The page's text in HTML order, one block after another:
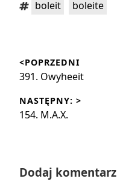
boleit boleite
wpisu
<POPRZEDNI
Poprzedni
391. Owyheeit
NASTĘPNY: >
Następny
154. M.A.X.
Dodaj komentarz